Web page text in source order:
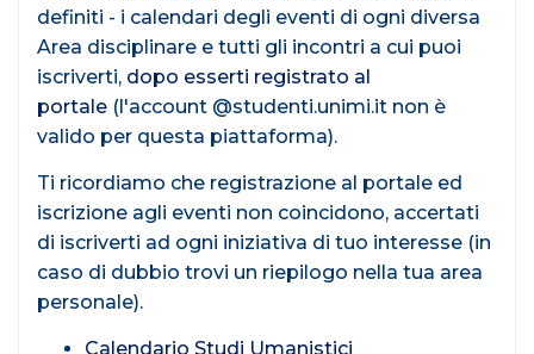
definiti - i calendari degli eventi di ogni diversa
Area disciplinare e tutti gli incontri a cui puoi
iscriverti, dopo esserti registrato al
portale (l'account @studenti.unimi.it non è
valido per questa piattaforma).
Ti ricordiamo che registrazione al portale ed
iscrizione agli eventi non coincidono, accertati
di iscriverti ad ogni iniziativa di tuo interesse (in
caso di dubbio trovi un riepilogo nella tua area
personale).
Calendario Studi Umanistici